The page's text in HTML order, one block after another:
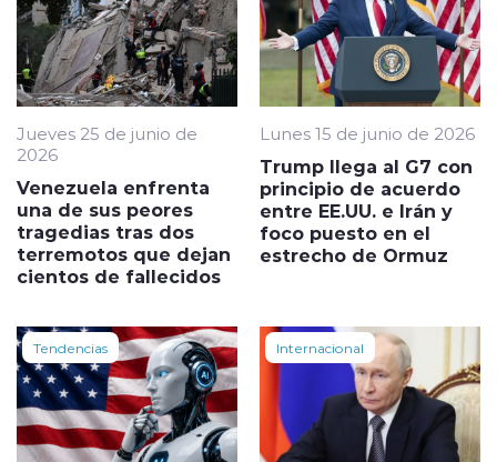
Jueves 25 de junio de
2026
Venezuela enfrenta
una de sus peores
tragedias tras dos
terremotos que dejan
cientos de fallecidos
Lunes 15 de junio de 2026
Trump llega al G7 con
principio de acuerdo
entre EE.UU. e Irán y
foco puesto en el
estrecho de Ormuz
Tendencias Internacional